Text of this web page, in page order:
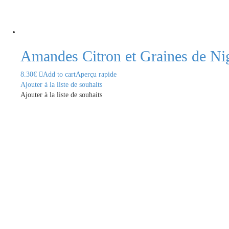
Amandes Citron et Graines de
8.30€ Add to cartAperçu rapide
Ajouter à la liste de souhaits
Ajouter à la liste de souhaits